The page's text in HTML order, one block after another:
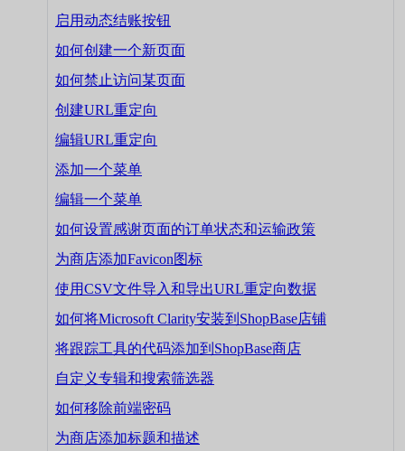
启用动态结账按钮
如何创建一个新页面
如何禁止访问某页面
创建URL重定向
编辑URL重定向
添加一个菜单
编辑一个菜单
如何设置感谢页面的订单状态和运输政策
为商店添加Favicon图标
使用CSV文件导入和导出URL重定向数据
如何将Microsoft Clarity安装到ShopBase店铺
将跟踪工具的代码添加到ShopBase商店
自定义专辑和搜索筛选器
如何移除前端密码
为商店添加标题和描述